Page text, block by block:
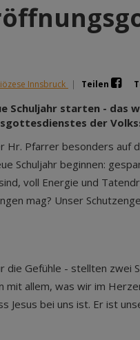
Innsbruck | Teilen
Schuljahr starten - das
der
Hr. Pfarrer besonders auf
Schuljahr beginnen:
voll Energie und
mag? Unser
die Gefühle - stellten zwei
mit allem, was wir im
Jesus bei uns ist. Er ist